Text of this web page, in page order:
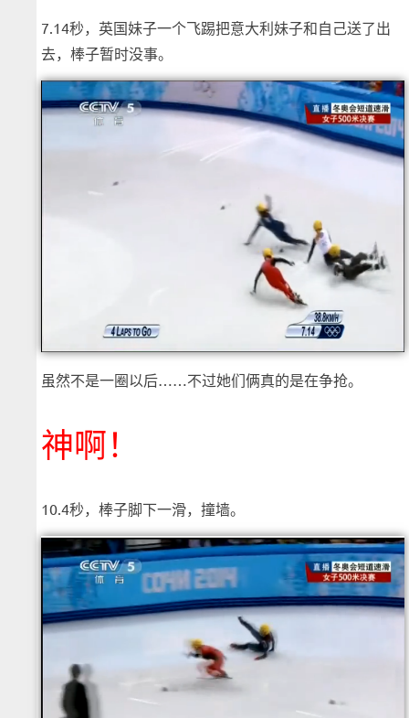
7.14秒，英国妹子一个飞踢把意大利妹子和自己送了出
去，棒子暂时没事。
虽然不是一圈以后……不过她们俩真的是在争抢。
神啊！
10.4秒，棒子脚下一滑，撞墙。